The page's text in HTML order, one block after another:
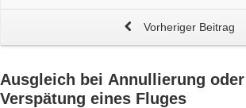
Vorheriger Beitrag
Ausgleich bei Annullierung
Verspätung eines Fluges